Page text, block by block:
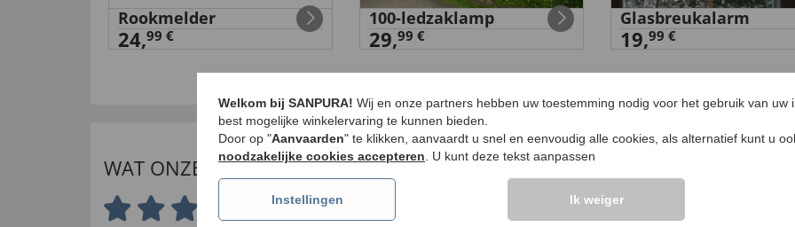
Rookmelder
24,99 €
100-ledzaklamp
29,99 €
Glasbreukalarm
19,99 €
WAT ONZE INTERNATIONALE KLANTEN ZEGGEN
4.3 van 5 sterren Vraag stellen
Welkom bij SANPURA! Wij en onze partners hebben uw toestemming nodig voor het gebruik van uw
best mogelijke winkelervaring te kunnen bieden.
Door op "Aanvaarden" te klikken, aanvaardt u snel en eenvoudig alle cookies, als alternatief kunt u
noodzakelijke cookies accepteren . U kunt deze tekst aanpassen
Instellingen Ik weiger